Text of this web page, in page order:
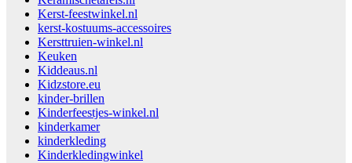
Kerst-feestwinkel.nl
kerst-kostuums-accessoires
Kersttruien-winkel.nl
Keuken
Kiddeaus.nl
Kidzstore.eu
kinder-brillen
Kinderfeestjes-winkel.nl
kinderkamer
kinderkleding
Kinderkledingwinkel